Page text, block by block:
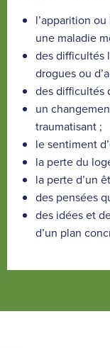
l’apparition
une maladie
des difficultés
drogues ou
des difficultés
un
traumatisant ;
le sentiment
la perte du
la perte d’un
des pensées
des idées et
d’un plan